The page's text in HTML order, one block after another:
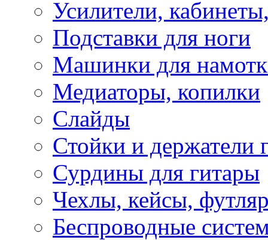
Усилители,
Подставки для ноги
Машинки для
Медиаторы, копилки
Слайды
Стойки и держатели
Сурдины для гитары
Чехлы, кейсы,
Беспроводные